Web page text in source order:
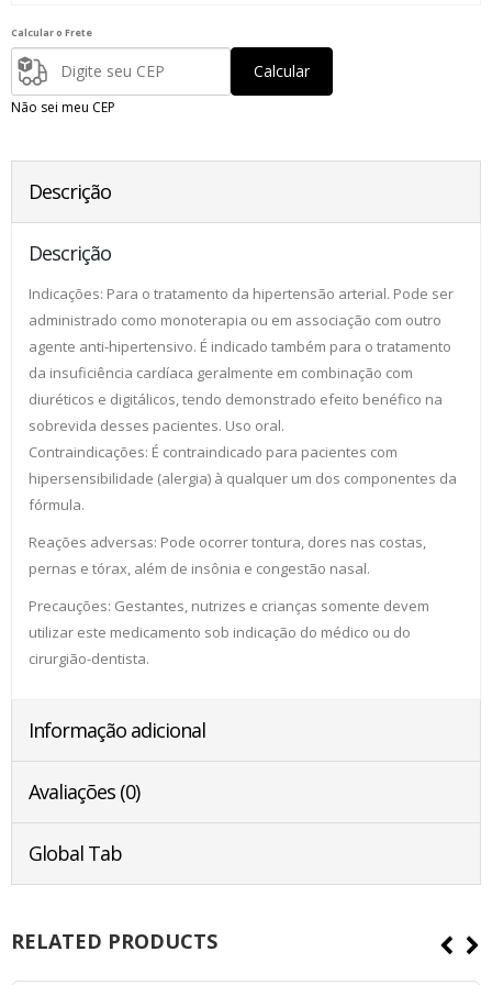
Calcular o Frete
Calcular
Não sei meu CEP
Descrição
Descrição
Indicações: Para o tratamento da hipertensão arterial. Pode ser
administrado como monoterapia ou em associação com outro
agente anti-hipertensivo. É indicado também para o tratamento
da insuficiência cardíaca geralmente em combinação com
diuréticos e digitálicos, tendo demonstrado efeito benéfico na
sobrevida desses pacientes. Uso oral.
Contraindicações: É contraindicado para pacientes com
hipersensibilidade (alergia) à qualquer um dos componentes da
fórmula.
Reações adversas: Pode ocorrer tontura, dores nas costas,
pernas e tórax, além de insônia e congestão nasal.
Precauções: Gestantes, nutrizes e crianças somente devem
utilizar este medicamento sob indicação do médico ou do
cirurgião-dentista.
Informação adicional
Avaliações (0)
Global Tab
RELATED PRODUCTS